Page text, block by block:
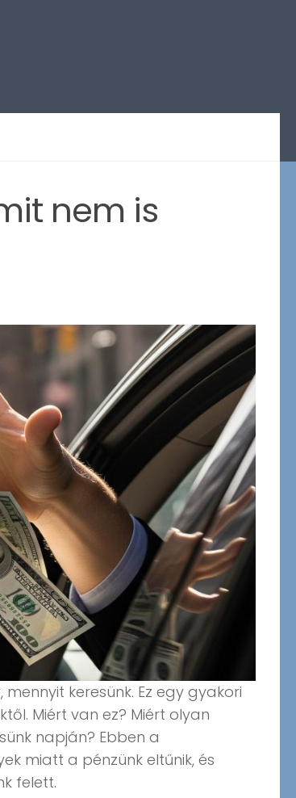
nem is
keresünk. Ez egy gyakori
Miért van ez? Miért olyan
napján? Ebben a
miatt a pénzünk eltűnik, és
felett.